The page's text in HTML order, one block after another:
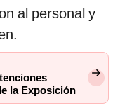
al personal y
la Exposición